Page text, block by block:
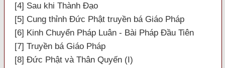
[4] Sau khi Thành Đạo
[5] Cung thỉnh Đức Phật truyền bá Giáo Pháp
[6] Kinh Chuyển Pháp Luân - Bài Pháp Đầu Tiên
[7] Truyền bá Giáo Pháp
[8] Đức Phật và Thân Quyến (I)